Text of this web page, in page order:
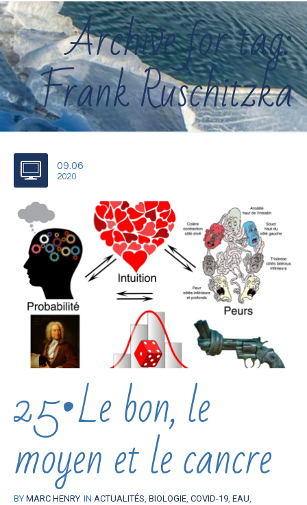
Archive for tag:
Frank Ruschitzka
09.06
2020
25•Le bon, le
moyen et le cancre
BY MARC HENRY IN ACTUALITÉS, BIOLOGIE, COVID-19, EAU,